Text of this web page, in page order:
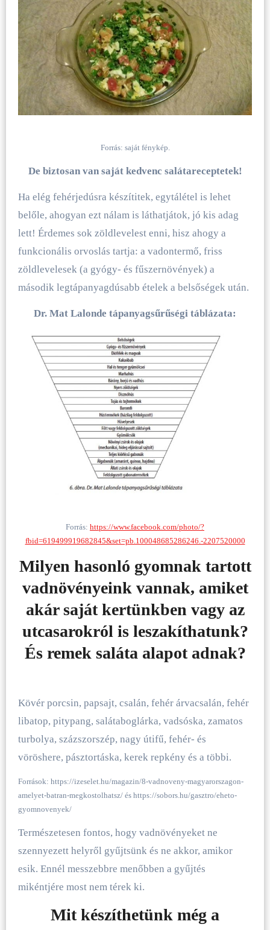
Forrás: saját fénykép.
De biztosan van saját kedvenc salátareceptetek!
Ha elég fehérjedúsra készítitek, egytálétel is lehet
belőle, ahogyan ezt nálam is láthatjátok, jó kis adag
lett! Érdemes sok zöldlevelest enni, hisz ahogy a
funkcionális orvoslás tartja: a vadontermő, friss
zöldlevelesek (a gyógy- és fűszernövények) a
második legtápanyagdúsabb ételek a belsőségek után.
Dr. Mat Lalonde tápanyagsűrűségi táblázata:
Forrás: https://www.facebook.com/photo/?
fbid=619499919682845&set=pb.100048685286246.-2207520000
Milyen hasonló gyomnak tartott
vadnövényeink vannak, amiket
akár saját kertünkben vagy az
utcasarokról is leszakíthatunk?
És remek saláta alapot adnak?
Kövér porcsin, papsajt, csalán, fehér árvacsalán, fehér
libatop, pitypang, salátaboglárka, vadsóska, zamatos
turbolya, százszorszép, nagy útifű, fehér- és
vöröshere, pásztortáska, kerek repkény és a többi.
Források: https://izeselet.hu/magazin/8-vadnoveny-magyarorszagon-
amelyet-batran-megkostolhatsz/ és https://sobors.hu/gasztro/eheto-
gyomnovenyek/
Természetesen fontos, hogy vadnövényeket ne
szennyezett helyről gyűjtsünk és ne akkor, amikor
esik. Ennél messzebbre menőbben a gyűjtés
mikéntjére most nem térek ki.
Mit készíthetünk még a